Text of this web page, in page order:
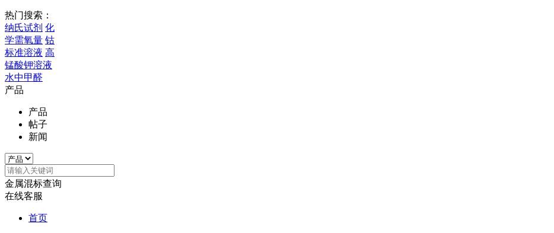
热门搜索：
纳氏试剂 化
学需氧量 钴
标准溶液 高
锰酸钾溶液
水中甲醛
产品
产品
帖子
新闻
金属混标查询
在线客服
首页